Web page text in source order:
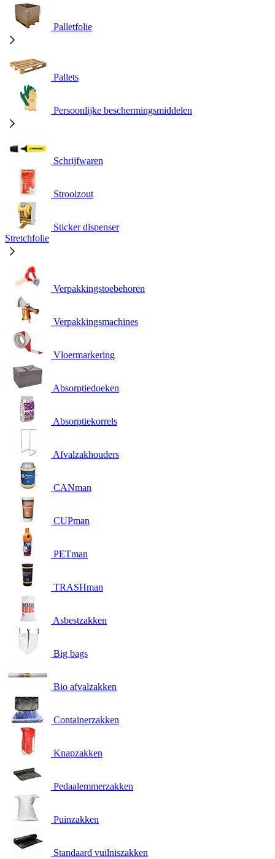
Palletfolie
Pallets
Persoonlijke beschermingsmiddelen
Schrijfwaren
Strooizout
Sticker dispenser
Stretchfolie
Verpakkingstoebehoren
Verpakkingsmachines
Vloermarkering
Absorptiedoeken
Absorptiekorrels
Afvalzakhouders
CANman
CUPman
PETman
TRASHman
Asbestzakken
Big bags
Bio afvalzakken
Containerzakken
Knapzakken
Pedaalemmerzakken
Puinzakken
Standaard vuilniszakken